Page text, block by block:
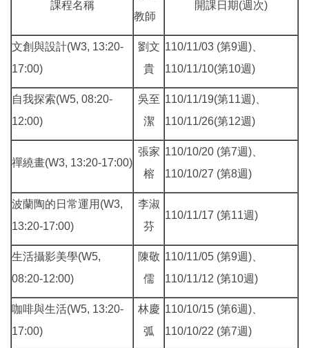
課程名稱
教師
開課日期(週次)
文創與設計(W3, 13:20-
17:00)
劉文
貴
110/11/03 (第9週)、
110/11/10(第10週)
自我探索(W5, 08:20-
12:00)
吳至
潔
110/11/19(第11週)、
110/11/26(第12週)
禪繞畫(W3, 13:20-17:00)
張家
榕
110/10/20 (第7週)、
110/10/27 (第8週)
波蘭陶的日常運用(W3,
13:20-17:00)
李淑
芬
110/11/17 (第11週)
生活攝影美學(W5,
08:20-12:00)
陳敬
儒
110/11/05 (第9週)、
110/11/12 (第10週)
咖啡與生活(W5, 13:20-
17:00)
林慶
弧
110/10/15 (第6週)、
110/10/22 (第7週)